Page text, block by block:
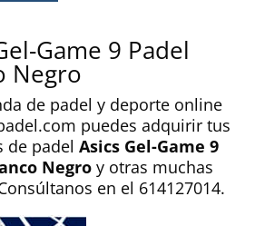
Game 9 Padel
Negro
de padel y deporte online
puedes adquirir tus
de padel Asics Gel-Game 9
Negroy otras muchas
en el 614127014.